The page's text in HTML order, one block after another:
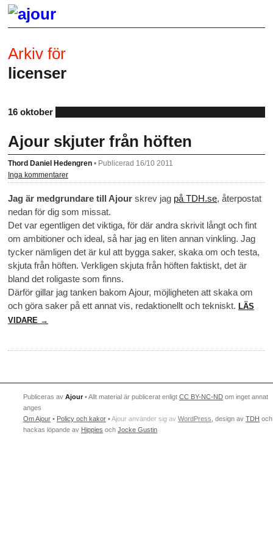
Arkiv för
licenser
16 oktober
Ajour skjuter från höften
Thord Daniel Hedengren • Publicerad 16/10 2011
Inga kommentarer
Jag är medgrundare till Ajour skrev jag på TDH.se, återpostat
nedan för dig som missat.
Det var egentligen det viktiga, för där andra skrivit långt och fint
om ambitioner och ideal, så har jag en liten annan vinkling. Jag
tycker nämligen det är kul att bygga saker, skaka om och testa,
skjuta från höften. Verkligen skjuta från höften faktiskt, det är
bland det roligaste som finns.
Därför gillar jag tanken bakom Ajour, möjligheten att skaka om
och göra saker på ett annat vis, redaktionellt och tekniskt. LÄS
VIDARE →
Publiceras av Ajour • Allt material är publicerat enligt CC BY-NC-ND om inget annat
anges
Om Ajour • Policy och kakor •Ajour använder sig av WordPress , design av TDH och
hackas löpande av Hippies och Jocke Gustin